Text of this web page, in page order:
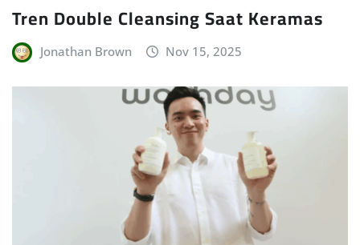
Tren Double Cleansing Saat Keramas
Jonathan Brown Nov 15, 2025